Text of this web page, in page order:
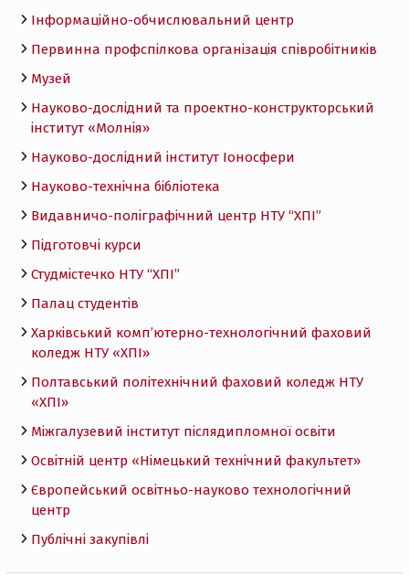
Інформаційно-обчислювальний центр
Первинна профспілкова організація співробітників
Музей
Науково-дослідний та проектно-конструкторський
інститут «Молнія»
Науково-дослідний інститут Іоносфери
Науково-технічна бібліотека
Видавничо-поліграфічний центр НТУ “ХПІ”
Підготовчі курси
Студмістечко НТУ “ХПІ”
Палац студентів
Харківський комп’ютерно-технологічний фаховий
коледж НТУ «ХПI»
Полтавський політехнічний фаховий коледж НТУ
«ХПI»
Міжгалузевий інститут післядипломної освіти
Освітній центр «Німецький технічний факультет»
Європейський освітньо-науково технологічний
центр
Публічні закупівлі